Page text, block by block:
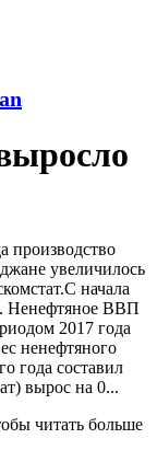
производство
увеличилось
начала
Ненефтяное BBП
2017 года
ненефтяного
года составил
вырос на 0...
читать больше